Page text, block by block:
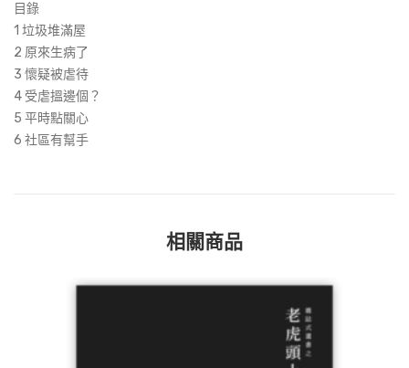
目錄
1 垃圾堆滿屋
2 原來生病了
3 懷疑被虐待
4 受虐搵邊個？
5 平時點關心
6 社區有幫手
相關商品